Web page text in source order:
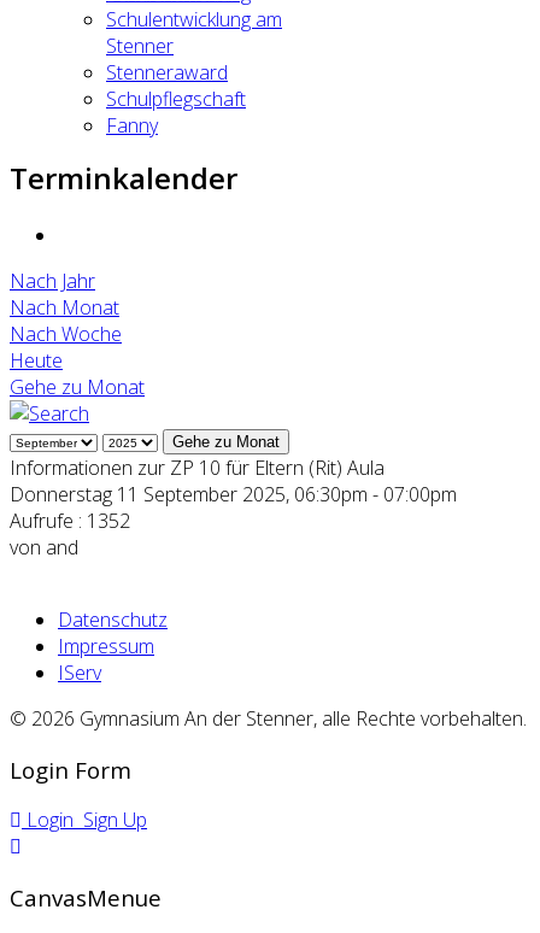
Schulentwicklung am
Stenner
Stenneraward
Schulpflegschaft
Fanny
Terminkalender
Nach Jahr
Nach Monat
Nach Woche
Heute
Gehe zu Monat
Gehe zu Monat
Informationen zur ZP 10 für Eltern (Rit) Aula
Donnerstag 11 September 2025, 06:30pm - 07:00pm
Aufrufe : 1352
von and
Datenschutz
Impressum
IServ
© 2026 Gymnasium An der Stenner, alle Rechte vorbehalten.
Login Form
Login Sign Up
CanvasMenue